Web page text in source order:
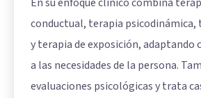
conductual, terapia psicodinámica,
y terapia de exposición, adaptando
a las necesidades de la persona.
evaluaciones psicológicas y trata